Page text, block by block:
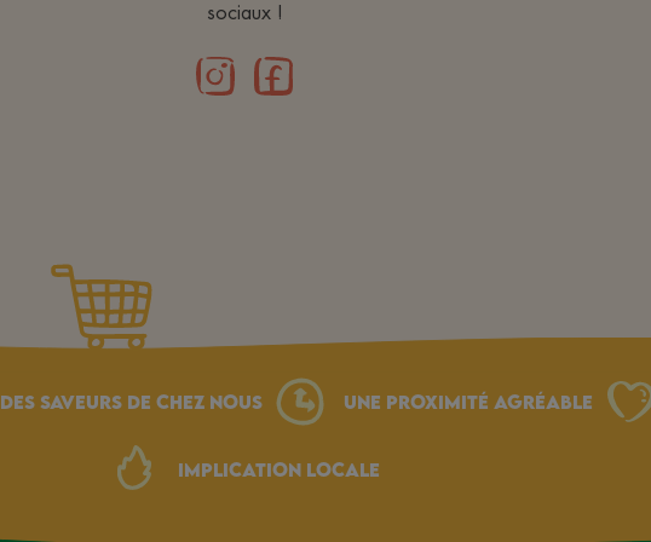
sociaux !
Des saveurs de chez nous une proximité agréable
Implication locale